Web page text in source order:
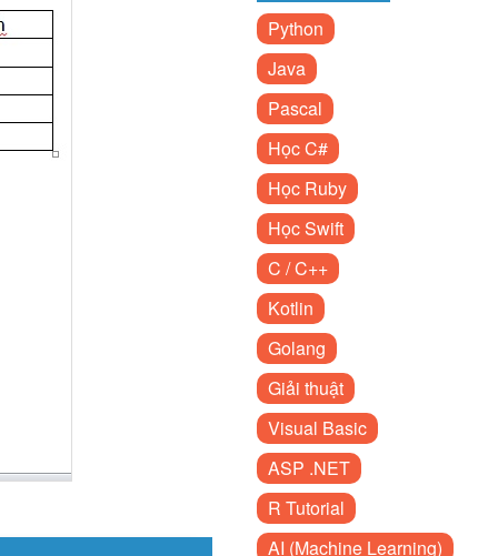
Python
Java
Pascal
Học C#
Học Ruby
Học Swift
C / C++
Kotlin
Golang
Giải thuật
Visual Basic
ASP .NET
R Tutorial
AI (Machine Learning)